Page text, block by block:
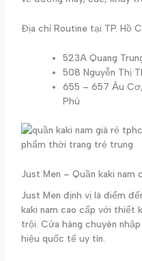
Địa chỉ Routine tại TP. Hồ
523A Quang
508 Nguyễn Thị
655 – 657 Âu
Phú
phẩm thời trang trẻ trung
Just Men – Quần kaki nam
Just Men định vị là điểm
kaki nam cao cấp với thiết
trội. Cửa hàng chuyên
hiệu quốc tế uy tín.